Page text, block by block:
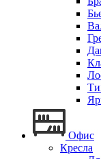
Офис
Кресла